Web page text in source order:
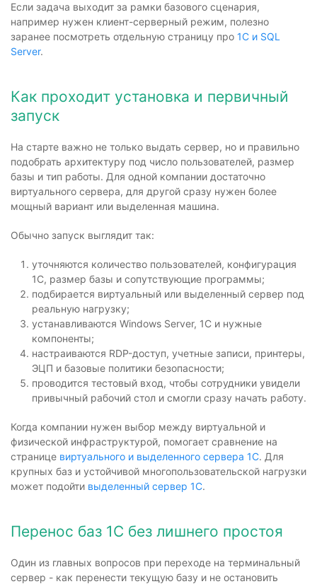
Если задача выходит за рамки базового сценария,
например нужен клиент-серверный режим, полезно
заранее посмотреть отдельную страницу про 1С и SQL
Server.
Как проходит установка и первичный
запуск
На старте важно не только выдать сервер, но и правильно
подобрать архитектуру под число пользователей, размер
базы и тип работы. Для одной компании достаточно
виртуального сервера, для другой сразу нужен более
мощный вариант или выделенная машина.
Обычно запуск выглядит так:
уточняются количество пользователей, конфигурация
1С, размер базы и сопутствующие программы;
подбирается виртуальный или выделенный сервер под
реальную нагрузку;
устанавливаются Windows Server, 1С и нужные
компоненты;
настраиваются RDP-доступ, учетные записи, принтеры,
ЭЦП и базовые политики безопасности;
проводится тестовый вход, чтобы сотрудники увидели
привычный рабочий стол и смогли сразу начать работу.
Когда компании нужен выбор между виртуальной и
физической инфраструктурой, помогает сравнение на
странице виртуального и выделенного сервера 1С. Для
крупных баз и устойчивой многопользовательской нагрузки
может подойти выделенный сервер 1С.
Перенос баз 1С без лишнего простоя
Один из главных вопросов при переходе на терминальный
сервер - как перенести текущую базу и не остановить